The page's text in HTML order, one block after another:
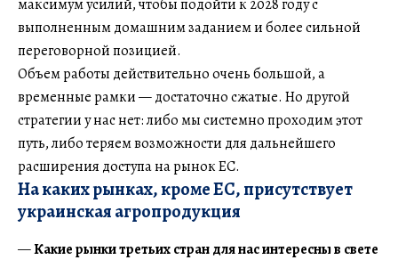
максимум усилий, чтобы подойти к 2028 году с
выполненным домашним заданием и более сильной
переговорной позицией.
Объем работы действительно очень большой, а
временные рамки — достаточно сжатые. Но другой
стратегии у нас нет: либо мы системно проходим этот
путь, либо теряем возможности для дальнейшего
расширения доступа на рынок ЕС.
На каких рынках, кроме ЕС, присутствует
украинская агропродукция
—Какие рынки третьих стран для нас интересны в свете